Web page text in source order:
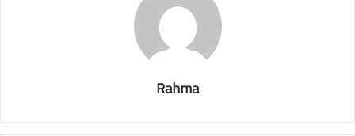
Rahma